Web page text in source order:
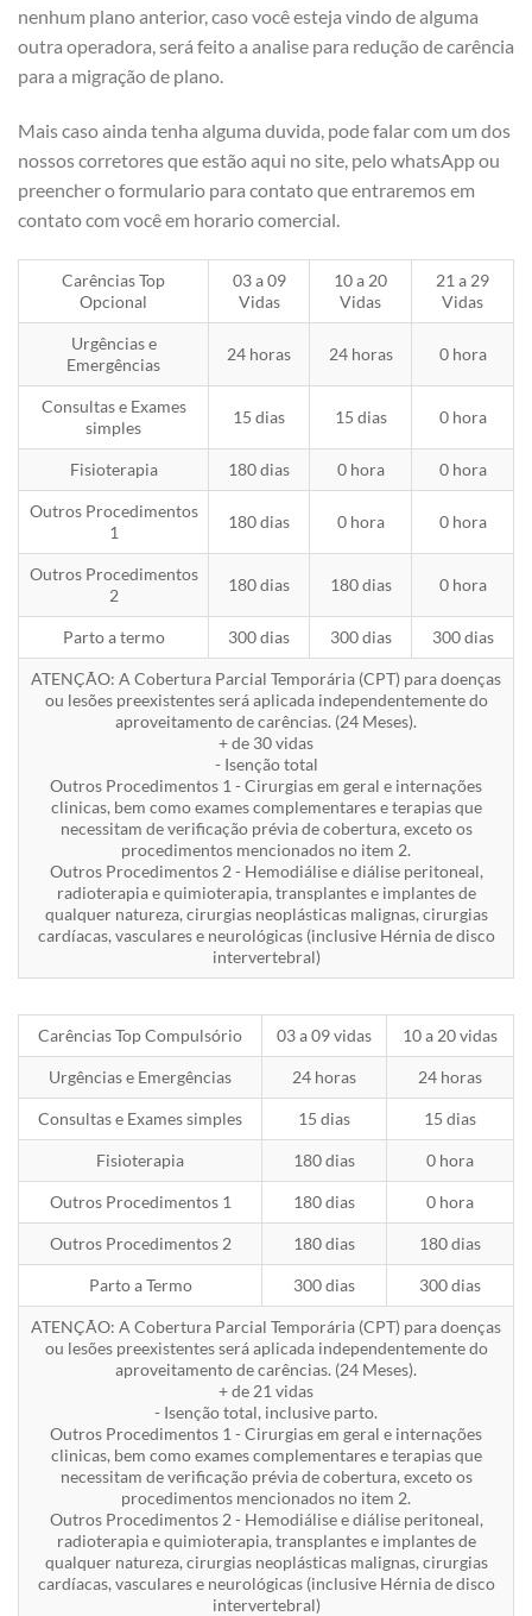
nenhum plano anterior, caso você esteja vindo de alguma
outra operadora, será feito a analise para redução de carência
para a migração de plano.
Mais caso ainda tenha alguma duvida, pode falar com um dos
nossos corretores que estão aqui no site, pelo whatsApp ou
preencher o formulario para contato que entraremos em
contato com você em horario comercial.
Carências Top
Opcional
03 a 09
Vidas
10 a 20
Vidas
21 a 29
Vidas
Urgências e
Emergências
24 horas 24 horas 0 hora
Consultas e Exames
simples
15 dias 15 dias 0 hora
Fisioterapia 180 dias 0 hora 0 hora
Outros Procedimentos
1
180 dias 0 hora 0 hora
Outros Procedimentos
2
180 dias 180 dias 0 hora
Parto a termo 300 dias 300 dias 300 dias
ATENÇÃO: A Cobertura Parcial Temporária (CPT) para doenças
ou lesões preexistentes será aplicada independentemente do
aproveitamento de carências. (24 Meses).
+ de 30 vidas
- Isenção total
Outros Procedimentos 1 - Cirurgias em geral e internações
clinicas, bem como exames complementares e terapias que
necessitam de verificação prévia de cobertura, exceto os
procedimentos mencionados no item 2.
Outros Procedimentos 2 - Hemodiálise e diálise peritoneal,
radioterapia e quimioterapia, transplantes e implantes de
qualquer natureza, cirurgias neoplásticas malignas, cirurgias
cardíacas, vasculares e neurológicas (inclusive Hérnia de disco
intervertebral)
Carências Top Compulsório 03 a 09 vidas 10 a 20 vidas
Urgências e Emergências 24 horas 24 horas
Consultas e Exames simples 15 dias 15 dias
Fisioterapia 180 dias 0 hora
Outros Procedimentos 1 180 dias 0 hora
Outros Procedimentos 2 180 dias 180 dias
Parto a Termo 300 dias 300 dias
ATENÇÃO: A Cobertura Parcial Temporária (CPT) para doenças
ou lesões preexistentes será aplicada independentemente do
aproveitamento de carências. (24 Meses).
+ de 21 vidas
- Isenção total, inclusive parto.
Outros Procedimentos 1 - Cirurgias em geral e internações
clinicas, bem como exames complementares e terapias que
necessitam de verificação prévia de cobertura, exceto os
procedimentos mencionados no item 2.
Outros Procedimentos 2 - Hemodiálise e diálise peritoneal,
radioterapia e quimioterapia, transplantes e implantes de
qualquer natureza, cirurgias neoplásticas malignas, cirurgias
cardíacas, vasculares e neurológicas (inclusive Hérnia de disco
intervertebral)